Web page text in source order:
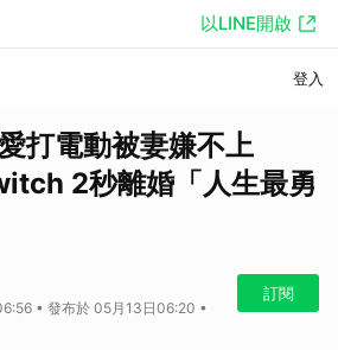
以LINE開啟
登入
打電動被妻嫌不上
2秒離婚「人生最勇
• 發布於 05月13日06:20 •
訂閱